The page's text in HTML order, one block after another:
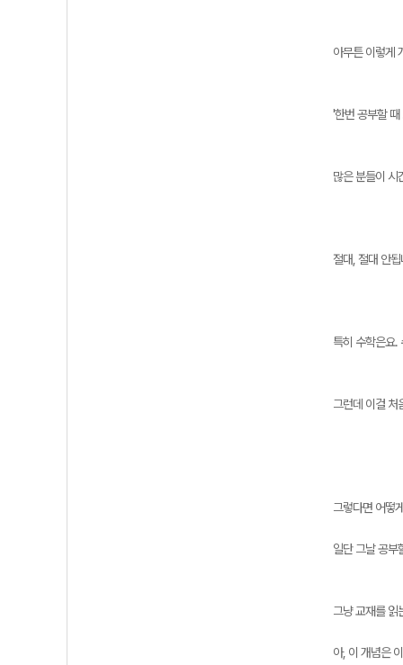
아무튼 이렇게
'한번 공부할 때
많은 분들이 시
절대, 절대 안됩
특히 수학은요.
그런데 이걸 처
그렇다면 어떻
일단 그날 공부
그냥 교재를 읽
아, 이 개념은